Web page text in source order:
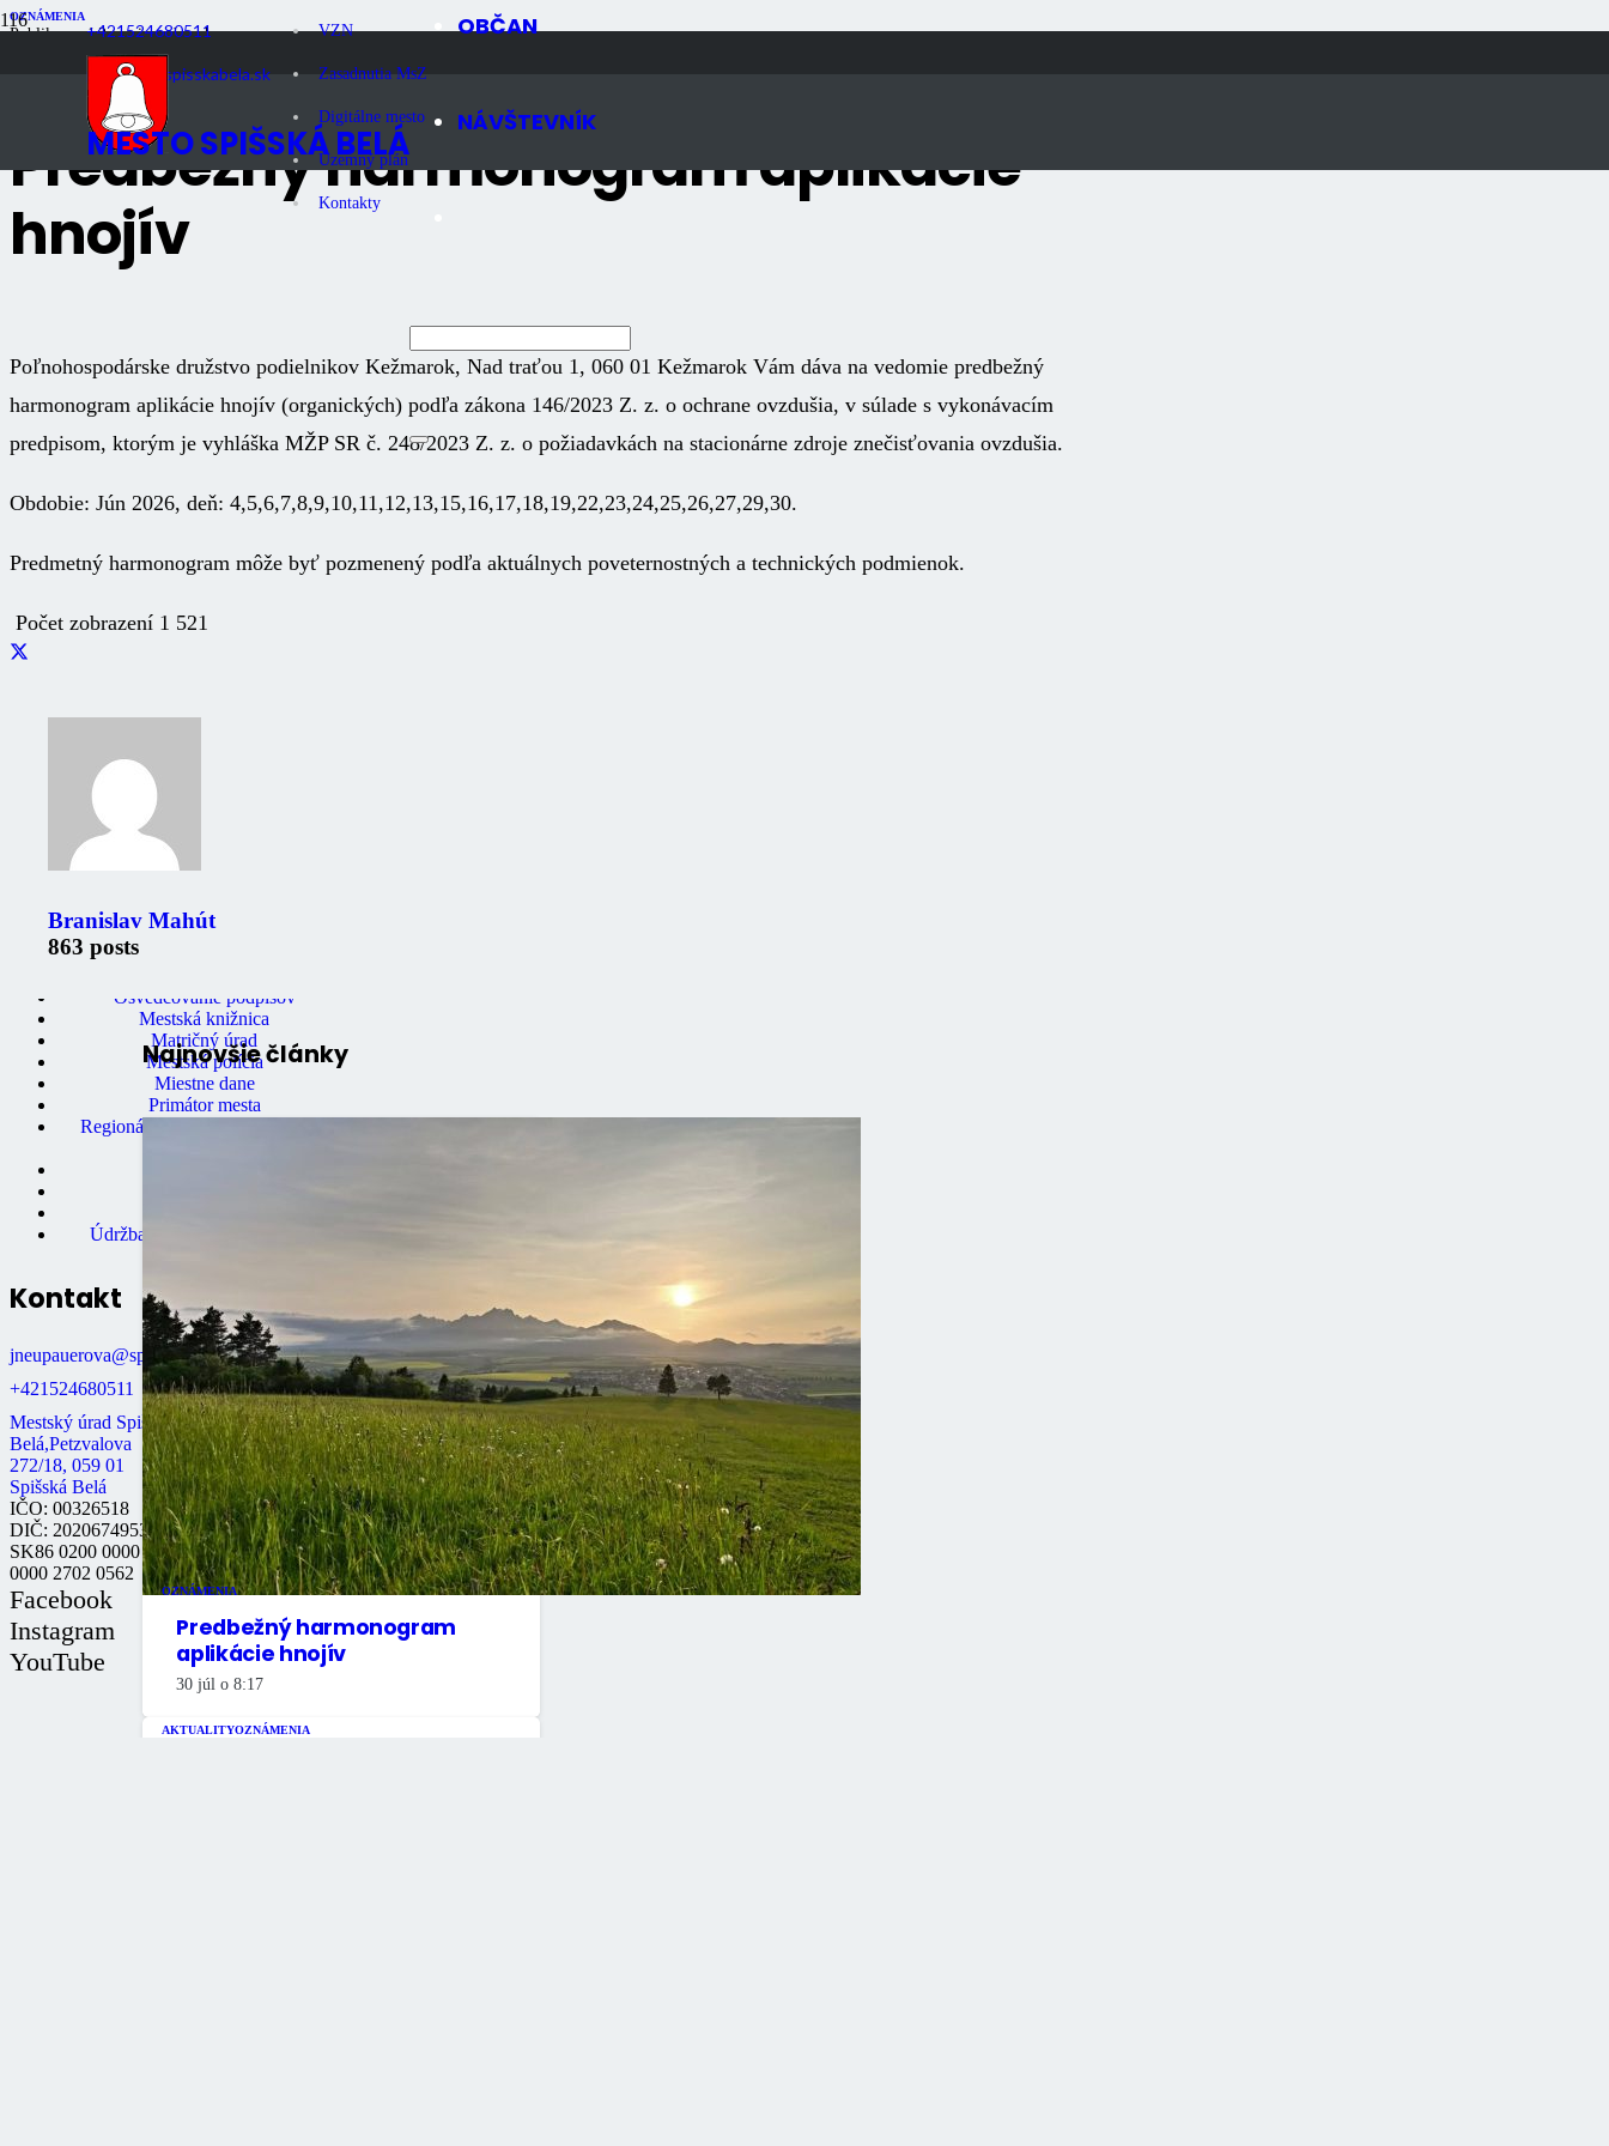
+421524680511
podnety@spisskabela.sk
VZN
Zasadnutia MsZ
Digitálne mesto
Územný plán
Kontakty
MESTO SPIŠSKÁ BELÁ
OBČAN
NÁVŠTEVNÍK
OZNÁMENIA
Publikované2 mesiace dozadu
Počet zobrazení1K
Predbežný harmonogram aplikácie
hnojív
Poľnohospodárske družstvo podielnikov Kežmarok, Nad traťou 1, 060 01 Kežmarok Vám dáva na vedomie predbežný
harmonogram aplikácie hnojív (organických) podľa zákona 146/2023 Z. z. o ochrane ovzdušia, v súlade s vykonávacím
predpisom, ktorým je vyhláška MŽP SR č. 248/2023 Z. z. o požiadavkách na stacionárne zdroje znečisťovania ovzdušia.
Obdobie: Jún 2026, deň: 4,5,6,7,8,9,10,11,12,13,15,16,17,18,19,22,23,24,25,26,27,29,30.
Predmetný harmonogram môže byť pozmenený podľa aktuálnych poveternostných a technických podmienok.
Počet zobrazení 1 521
Branislav Mahút
863 posts
Najnovšie články
OZNÁMENIA
Predbežný harmonogram
aplikácie hnojív
30 júl o 8:17
AKTUALITYOZNÁMENIA
Zaujimavé odkazy
Úradná tabuľa
Fotogaléria
Mestský úrad
Ochrana osobných údajov
Osvedčovanie podpisov
Mestská knižnica
Matričný úrad
Mestská polícia
Miestne dane
Primátor mesta
Regionálne turistické informačné
Údržba nebytových priestorov
Kontakt
jneupauerova@spisskabela.sk
+421524680511
Mestský úrad Spišská
Belá,Petzvalova
272/18, 059 01
Spišská Belá
IČO: 00326518
DIČ: 2020674953
SK86 0200 0000
0000 2702 0562
Facebook
Instagram
YouTube